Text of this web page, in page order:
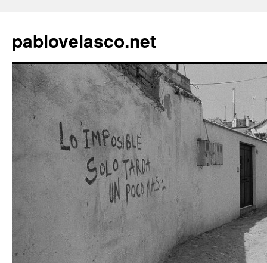
pablovelasco.net